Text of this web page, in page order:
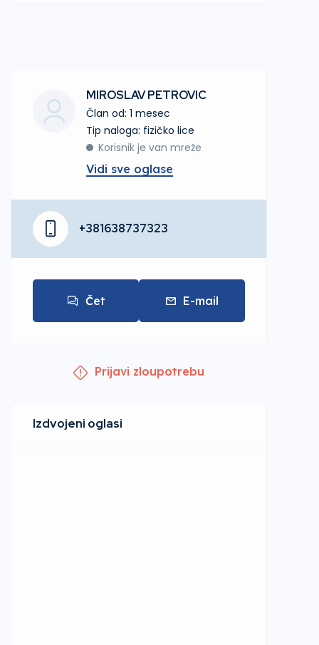
MIROSLAV PETROVIC
Član od: 1 mesec
tip naloga: fizičko lice
Korisnik je van mreže
Vidi sve oglase
+381638737323
Čet E-mail
Prijavi zloupotrebu